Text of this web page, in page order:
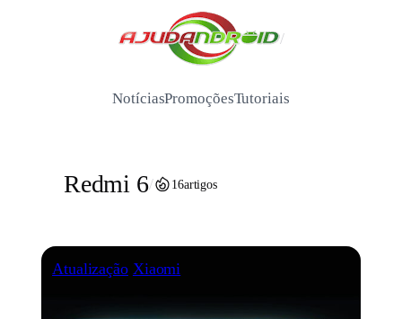
/
NotíciasPromoçõesTutoriais
Redmi 6/ 16artigos
Atualização Xiaomi